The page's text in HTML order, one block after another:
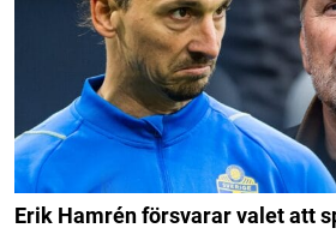
Erik Hamrén försvarar valet att